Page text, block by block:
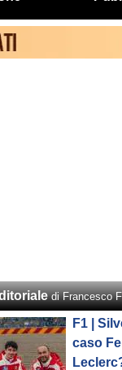
di Francesco
F1 |
caso